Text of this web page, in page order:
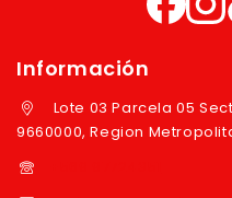
Información
Lote 03 Parcela 05
9660000, Region